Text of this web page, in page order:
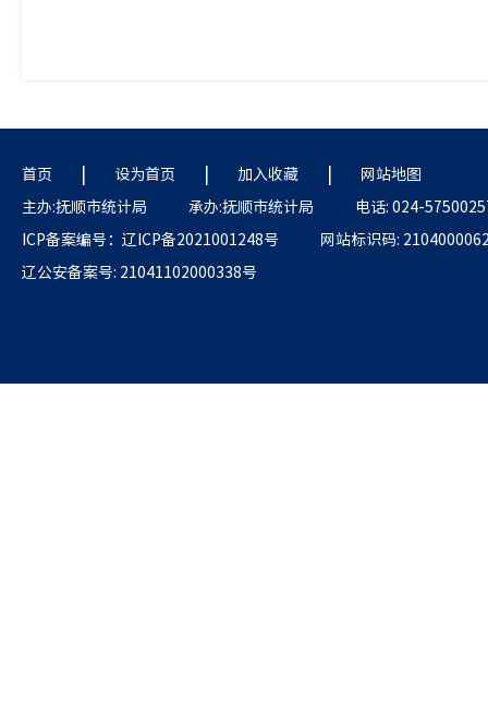
首页 | 设为首页 | 加入收藏 |
网站地图
主办:抚顺市统计局
承办:抚顺市统计局
电话: 024-
ICP备案编号：辽ICP备2021001248号
网站标识码:
辽公安备案号: 21041102000338号